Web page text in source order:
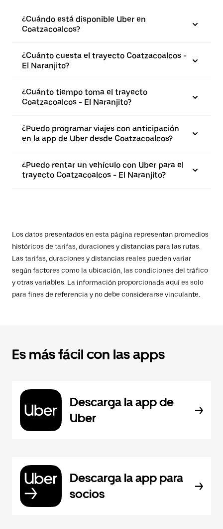
¿Cuándo está disponible Uber en
Coatzacoalcos?
¿Cuánto cuesta el trayecto Coatzacoalcos -
El Naranjito?
¿Cuánto tiempo toma el trayecto
Coatzacoalcos - El Naranjito?
¿Puedo programar viajes con anticipación
en la app de Uber desde Coatzacoalcos?
¿Puedo rentar un vehículo con Uber para el
trayecto Coatzacoalcos - El Naranjito?
Los datos presentados en esta página representan promedios
históricos de tarifas, duraciones y distancias para las rutas.
Las tarifas, duraciones y distancias reales pueden variar
según factores como la ubicación, las condiciones del tráfico
y otras variables. La información proporcionada aquí es solo
para fines de referencia y no debe considerarse vinculante.
Es más fácil con las apps
Descarga la app de
Uber
Descarga la app para
socios